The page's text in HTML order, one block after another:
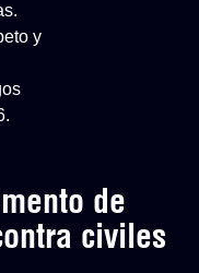
y
de
civiles